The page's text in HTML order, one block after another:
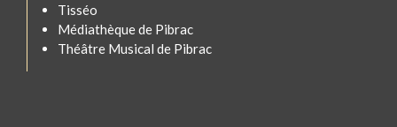
Tisséo
Médiathèque de Pibrac
Théâtre Musical de Pibrac